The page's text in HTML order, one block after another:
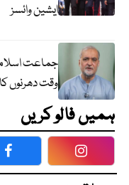
ایشین وائسز
وقت دھرنوں
ہمیں فالو کریں
Facebook